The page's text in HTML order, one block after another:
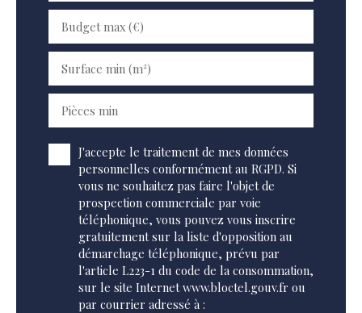
Budget max (€)
Surface min (m²)
Pièces min
J'accepte le traitement de mes données
personnelles conformément au RGPD. Si
vous ne souhaitez pas faire l'objet de
prospection commerciale par voie
téléphonique, vous pouvez vous inscrire
gratuitement sur la liste d'opposition au
démarchage téléphonique, prévu par
l'article L223-1 du code de la consommation,
sur le site Internet www.bloctel.gouv.fr ou
par courrier adressé à :